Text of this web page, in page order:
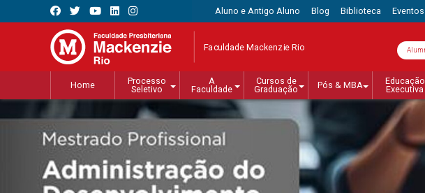
Aluno e Antigo Aluno Blog Biblioteca Eventos
Faculdade Mackenzie Rio
Home
Processo
Seletivo
A
Faculdade
Cursos de
Graduação
Pós & MBA
Educação
Executiva